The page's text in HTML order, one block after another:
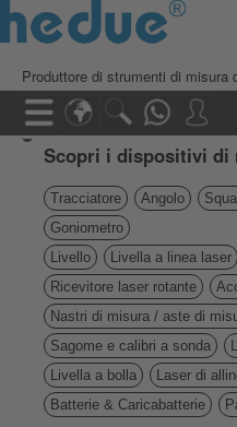
Produttore di strumenti di misura
Scopri i dispositivi di
Tracciatore Angolo
Goniometro
Livello
Livella a linea laser
Ricevitore laser rotante
Nastri di misura / aste di
Sagome e calibri a sonda
Livella a bolla
Laser di
Batterie & Caricabatterie